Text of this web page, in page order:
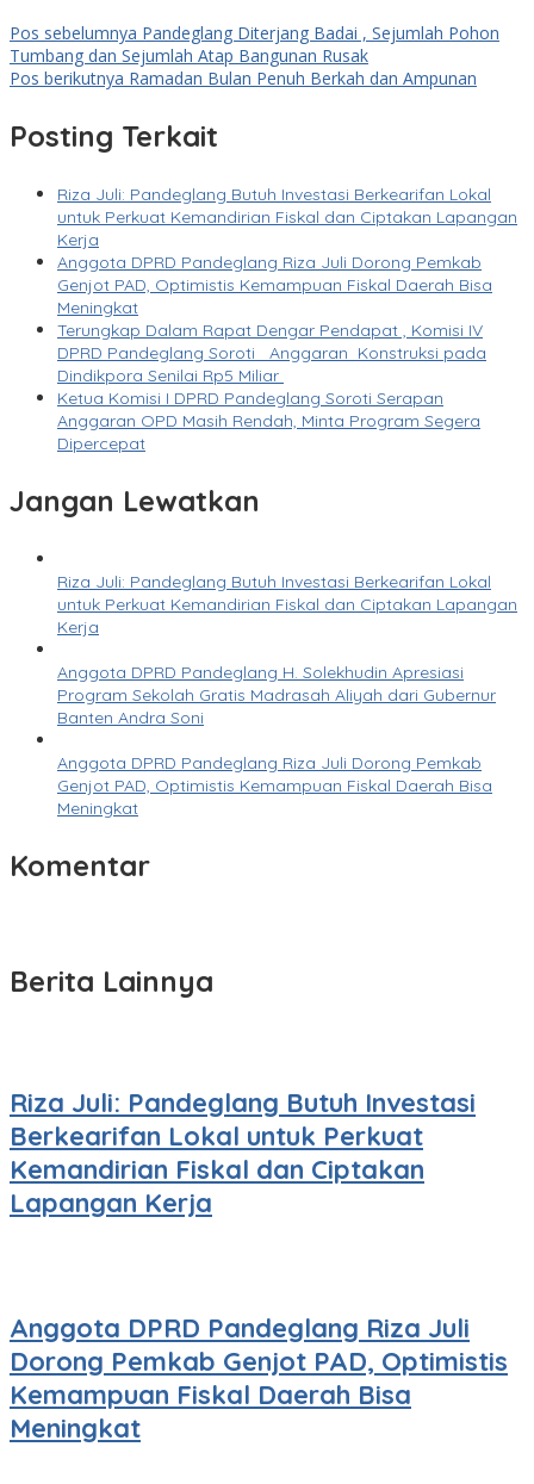
Pos sebelumnya Pandeglang Diterjang Badai , Sejumlah Pohon
Tumbang dan Sejumlah Atap Bangunan Rusak
Pos berikutnya Ramadan Bulan Penuh Berkah dan Ampunan
Posting Terkait
Riza Juli: Pandeglang Butuh Investasi Berkearifan Lokal
untuk Perkuat Kemandirian Fiskal dan Ciptakan Lapangan
Kerja
Anggota DPRD Pandeglang Riza Juli Dorong Pemkab
Genjot PAD, Optimistis Kemampuan Fiskal Daerah Bisa
Meningkat
Terungkap Dalam Rapat Dengar Pendapat , Komisi IV
DPRD Pandeglang Soroti Anggaran Konstruksi pada
Dindikpora Senilai Rp5 Miliar
Ketua Komisi I DPRD Pandeglang Soroti Serapan
Anggaran OPD Masih Rendah, Minta Program Segera
Dipercepat
Jangan Lewatkan
Riza Juli: Pandeglang Butuh Investasi Berkearifan Lokal
untuk Perkuat Kemandirian Fiskal dan Ciptakan Lapangan
Kerja
Anggota DPRD Pandeglang H. Solekhudin Apresiasi
Program Sekolah Gratis Madrasah Aliyah dari Gubernur
Banten Andra Soni
Anggota DPRD Pandeglang Riza Juli Dorong Pemkab
Genjot PAD, Optimistis Kemampuan Fiskal Daerah Bisa
Meningkat
Komentar
Berita Lainnya
Riza Juli: Pandeglang Butuh Investasi
Berkearifan Lokal untuk Perkuat
Kemandirian Fiskal dan Ciptakan
Lapangan Kerja
Anggota DPRD Pandeglang Riza Juli
Dorong Pemkab Genjot PAD, Optimistis
Kemampuan Fiskal Daerah Bisa
Meningkat